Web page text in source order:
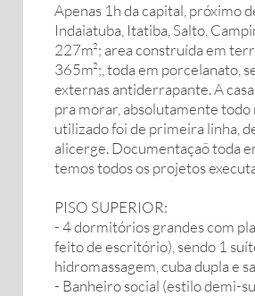
Apenas 1h da capital, próximo
Indaiatuba, Itatiba, Salto,
227m²; area construída em
365m²;, toda em porcelanato,
externas antiderrapante. A
pra morar, absolutamente
utilizado foi de primeira linha,
alicerge. Documentaçaõ toda
temos todos os projetos
PISO SUPERIOR:
- 4 dormitórios grandes com
feito de escritório), sendo 1
hidromassagem, cuba dupla e
- Banheiro social (estilo demi-